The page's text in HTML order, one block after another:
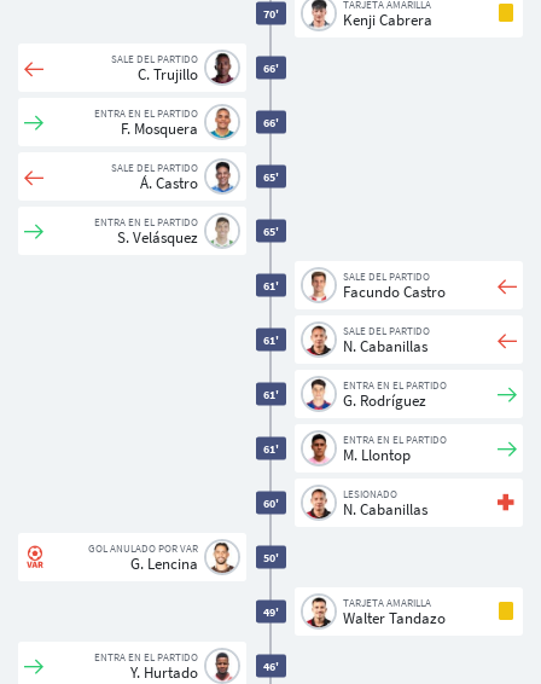
46'
ENTRA EN EL PARTIDO
Y. Hurtado
49'
TARJETA AMARILLA
Walter Tandazo
50'
GOL ANULADO POR VAR
G. Lencina
60'
LESIONADO
N. Cabanillas
61'
ENTRA EN EL PARTIDO
M. Llontop
61'
ENTRA EN EL PARTIDO
G. Rodríguez
61'
SALE DEL PARTIDO
N. Cabanillas
61'
SALE DEL PARTIDO
Facundo Castro
65'
ENTRA EN EL PARTIDO
S. Velásquez
65'
SALE DEL PARTIDO
Á. Castro
66'
ENTRA EN EL PARTIDO
F. Mosquera
66'
SALE DEL PARTIDO
C. Trujillo
70'
TARJETA AMARILLA
Kenji Cabrera